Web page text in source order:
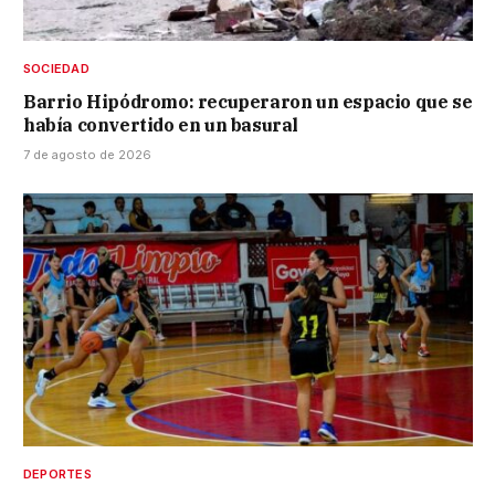
SOCIEDAD
Barrio Hipódromo: recuperaron un espacio que se
había convertido en un basural
7 de agosto de 2026
DEPORTES